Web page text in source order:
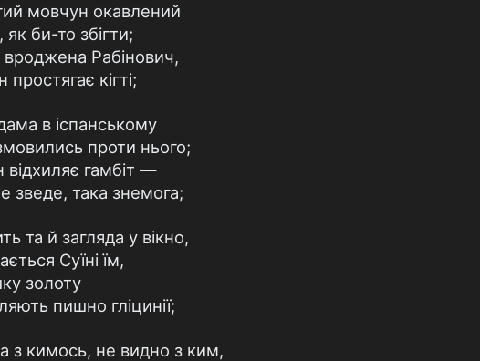
мовчун окавлений
як би-то збігти;
вроджена Рабінович,
простягає кігті;
в іспанському
проти нього;
відхиляє гамбіт —
зведе, така знемога;
та й загляда у вікно,
Суїні їм,
золоту
пишно гліцинії;
з кимось, не видно з ким,